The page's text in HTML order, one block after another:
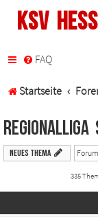
KSV
FAQ
Startseite
Regionalliga
Neues Thema
335